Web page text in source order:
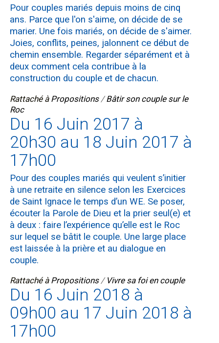
Pour couples mariés depuis moins de cinq
ans. Parce que l'on s'aime, on décide de se
marier. Une fois mariés, on décide de s'aimer.
Joies, conflits, peines, jalonnent ce début de
chemin ensemble. Regarder séparément et à
deux comment cela contribue à la
construction du couple et de chacun.
Rattaché à Propositions /Bâtir son couple sur le
Roc
Du 16 Juin 2017 à
20h30 au 18 Juin 2017 à
17h00
Pour des couples mariés qui veulent s’initier
à une retraite en silence selon les Exercices
de Saint Ignace le temps d’un WE. Se poser,
écouter la Parole de Dieu et la prier seul(e) et
à deux : faire l’expérience qu’elle est le Roc
sur lequel se bâtit le couple. Une large place
est laissée à la prière et au dialogue en
couple.
Rattaché à Propositions / Vivre sa foi en couple
Du 16 Juin 2018 à
09h00 au 17 Juin 2018 à
17h00